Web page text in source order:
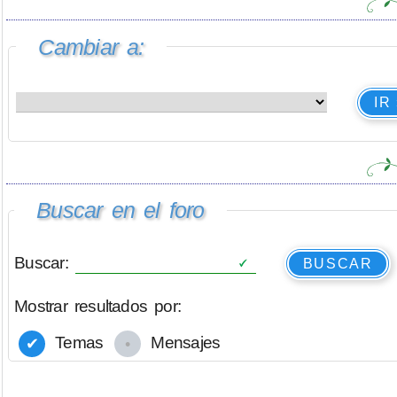
Cambiar a:
Buscar en el foro
Buscar: BUSCAR
Mostrar resultados por:
Temas
Mensajes